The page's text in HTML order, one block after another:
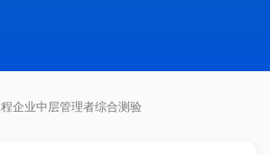
企业中层管理者综合测验